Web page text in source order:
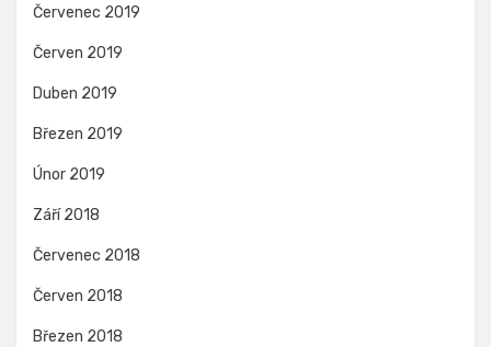
Červenec 2019
Červen 2019
Duben 2019
Březen 2019
Únor 2019
Září 2018
Červenec 2018
Červen 2018
Březen 2018